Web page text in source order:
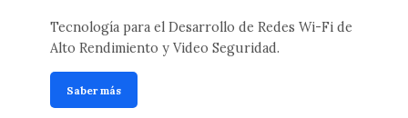
Tecnología para el Desarrollo de Redes Wi-Fi de
Alto Rendimiento y Video Seguridad.
Saber más